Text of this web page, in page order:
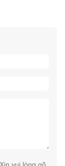
vui lòng gõ